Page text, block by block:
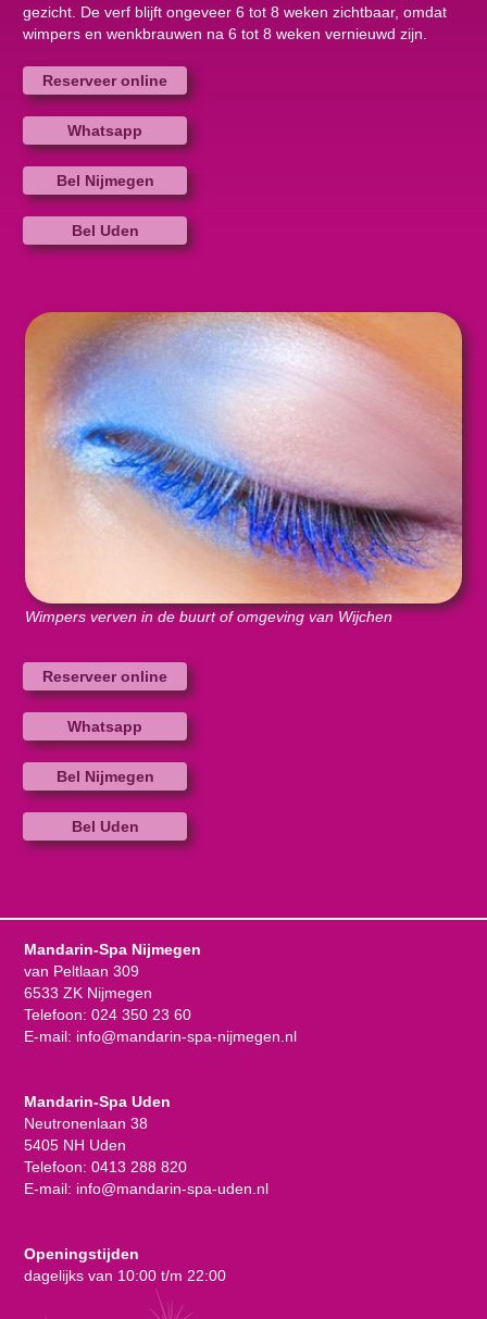
gezicht. De verf blijft ongeveer 6 tot 8 weken zichtbaar, omdat
wimpers en wenkbrauwen na 6 tot 8 weken vernieuwd zijn.
Reserveer online
Whatsapp
Bel Nijmegen
Bel Uden
Wimpers verven in de buurt of omgeving van Wijchen
Reserveer online
Whatsapp
Bel Nijmegen
Bel Uden
Mandarin-Spa Nijmegen
van Peltlaan 309
6533 ZK Nijmegen
Telefoon: 024 350 23 60
E-mail: info@mandarin-spa-nijmegen.nl
Mandarin-Spa Uden
Neutronenlaan 38
5405 NH Uden
Telefoon: 0413 288 820
E-mail: info@mandarin-spa-uden.nl
Openingstijden
dagelijks van 10:00 t/m 22:00